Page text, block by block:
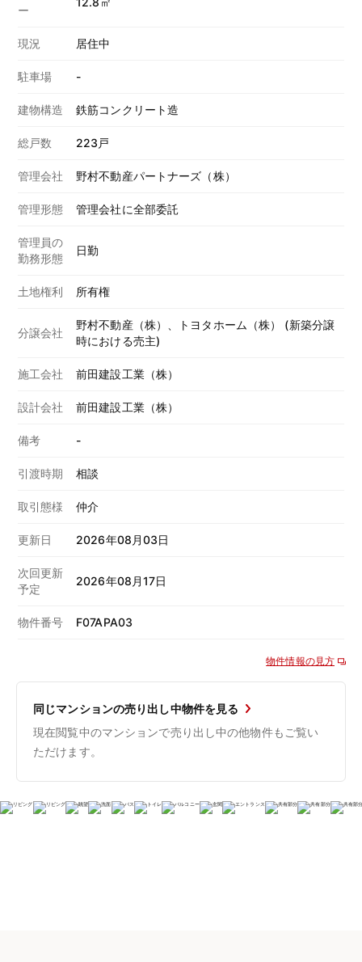
ー
現況 居住中
駐車場 -
建物構造 鉄筋コンクリート造
総戸数 223戸
管理会社 野村不動産パートナーズ（株）
管理形態 管理会社に全部委託
管理員の
勤務形態
日勤
土地権利 所有権
分譲会社
野村不動産（株）、トヨタホーム（株） (新築分譲
時における売主)
施工会社 前田建設工業（株）
設計会社 前田建設工業（株）
備考 -
引渡時期 相談
取引態様 仲介
更新日 2026年08月03日
次回更新
予定
2026年08月17日
物件番号 F07APA03
物件情報の見方
同じマンションの売り出し中物件を見る
現在閲覧中のマンションで売り出し中の他物件もご覧い
ただけます。